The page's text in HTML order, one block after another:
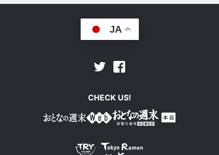
JA
Twitter
CHECK US!